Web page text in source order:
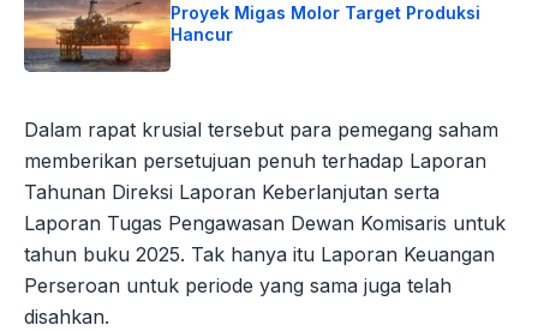
Proyek Migas Molor Target Produksi
Hancur
Dalam rapat krusial tersebut para pemegang saham
memberikan persetujuan penuh terhadap Laporan
Tahunan Direksi Laporan Keberlanjutan serta
Laporan Tugas Pengawasan Dewan Komisaris untuk
tahun buku 2025. Tak hanya itu Laporan Keuangan
Perseroan untuk periode yang sama juga telah
disahkan.